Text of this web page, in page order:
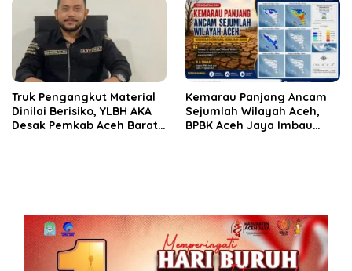
Truk Pengangkut Material
Dinilai Berisiko, YLBH AKA
Desak Pemkab Aceh Barat
Kemarau Panjang Ancam
Sejumlah Wilayah Aceh,
BPBK Aceh Jaya Imbau